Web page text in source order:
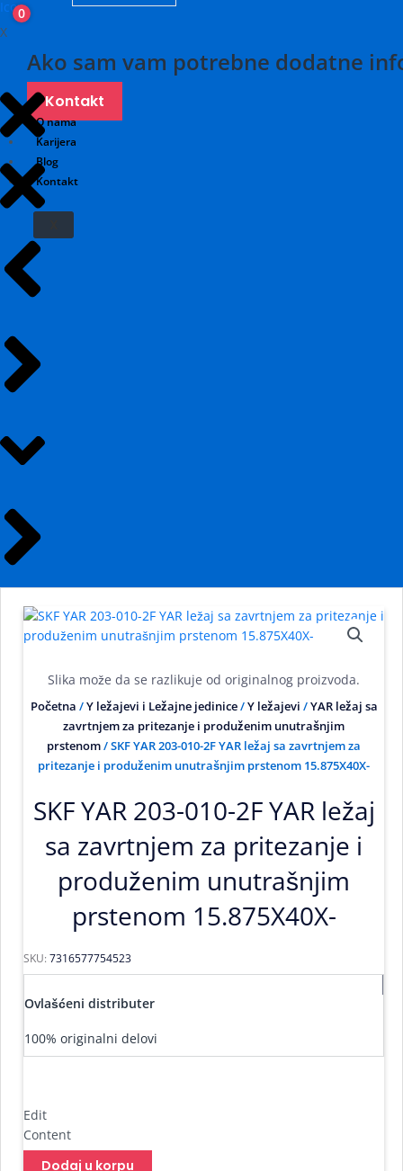
Ako sam vam potrebne dodatne
Kontakt
O nama
Karijera
Blog
Kontakt
0
X
Slika može da se razlikuje od originalnog proizvoda.
Početna /Y ležajevi i Ležajne jedinice/Y ležajevi /YAR ležaj sa
zavrtnjem za pritezanje i produženim unutrašnjim
prstenom/ SKF YAR 203-010-2F YAR ležaj sa zavrtnjem za
pritezanje i produženim unutrašnjim prstenom 15.875X40X-
SKF YAR 203-010-2F YAR ležaj
sa zavrtnjem za pritezanje i
produženim unutrašnjim
prstenom 15.875X40X-
SKU: 7316577754523
Ovlašćeni distributer
100% originalni delovi
Edit
Content
Dodaj u korpu